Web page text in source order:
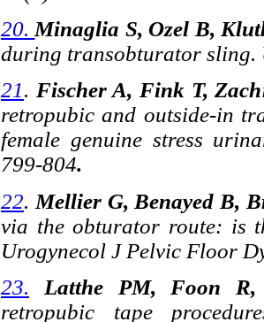
20. Minaglia S, Ozel B,
during transobturator sling.
21. Fischer A, Fink T,
retropubic and outside-in
female genuine stress
799-804.
22. Mellier G, Benayed B,
via the obturator route: is
Urogynecol J Pelvic Floor
23. Latthe PM, Foon R,
retropubic tape